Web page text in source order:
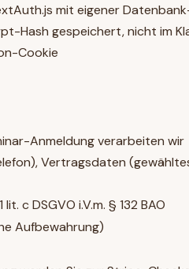
mit eigener
Hash gespeichert, nicht im
Cookie
Anmeldung verarbeiten wir
Vertragsdaten
c DSGVO i.V.m. § 132 BAO
Aufbewahrung)